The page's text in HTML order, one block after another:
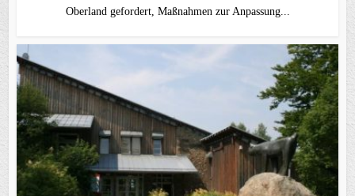
Oberland gefordert, Maßnahmen zur Anpassung...